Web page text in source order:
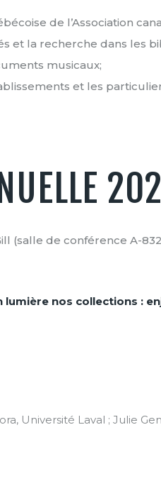
de l’Association
et la recherche dans les
musicaux;
et les
(salle de conférence A-
lumière nos collections :
Université Laval ; Julie